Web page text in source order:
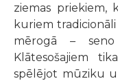
ziemas priekiem,
kuriem
mērogā –
Klātesošajiem
spēlējot mūziku